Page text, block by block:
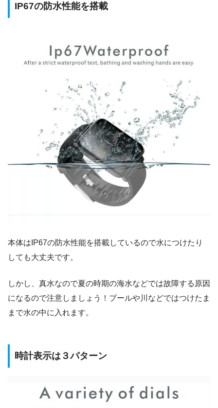
IP67の防水性能を搭載
本体は IP67の防水性能を搭載 しているので水につけたり
しても大丈夫です。
しかし、真水なので夏の時期の海水などでは故障する原因
になるので注意しましょう！プールや川などではつけたま
まで水の中に入れます。
時計表示は３パターン